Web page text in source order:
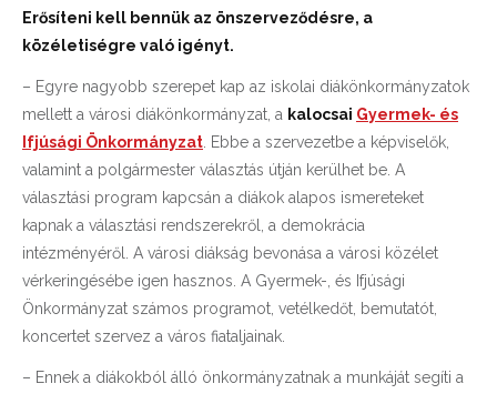
Erősíteni kell bennük az önszerveződésre, a
közéletiségre való igényt.
– Egyre nagyobb szerepet kap az iskolai diákönkormányzatok
mellett a városi diákönkormányzat, a kalocsai Gyermek- és
Ifjúsági Önkormányzat . Ebbe a szervezetbe a képviselők,
valamint a polgármester választás útján kerülhet be. A
választási program kapcsán a diákok alapos ismereteket
kapnak a választási rendszerekről, a demokrácia
intézményéről. A városi diákság bevonása a városi közélet
vérkeringésébe igen hasznos. A Gyermek-, és Ifjúsági
Önkormányzat számos programot, vetélkedőt, bemutatót,
koncertet szervez a város fiataljainak.
– Ennek a diákokból álló önkormányzatnak a munkáját segíti a